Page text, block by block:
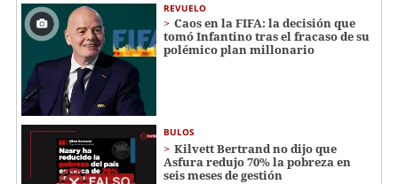
REVUELO
Caos en la FIFA: la decisión que
tomó Infantino tras el fracaso de su
polémico plan millonario
BULOS
Kilvett Bertrand no dijo que
Asfura redujo 70% la pobreza en
seis meses de gestión